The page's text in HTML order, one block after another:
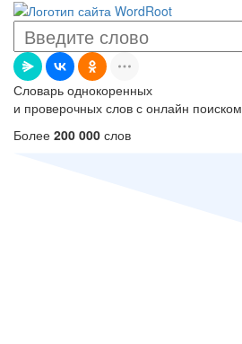
Словарь однокоренных
и проверочных слов с онлайн поиском
Более 200 000 слов